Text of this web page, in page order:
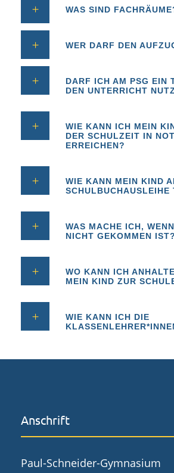
WAS SIND
WER DARF DEN
DARF ICH AM PSG EIN
DEN UNTERRICHT
WIE KANN ICH MEIN
DER SCHULZEIT IN
ERREICHEN?
WIE KANN MEIN KIND
SCHULBUCHAUSLEIHE
WAS MACHE ICH,
NICHT GEKOMMEN IST?
WO KANN ICH
MEIN KIND ZUR
WIE KANN ICH DIE
Anschrift
Paul-Schneider-Gymnasium